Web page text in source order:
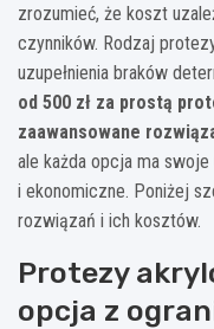
zrozumieć, że koszt
czynników. Rodzaj
uzupełnienia braków
od 500 zł za prostą
zaawansowane
ale każda opcja ma
i ekonomiczne. Poniżej
rozwiązań i ich kosztów.
Protezy
opcja z